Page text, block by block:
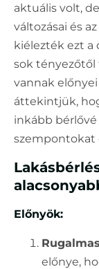
aktuális volt,
változásai és
kiélezték ezt a
sok
vannak
áttekintjük,
inkább
szempontokat
Előnyök:
előnye,